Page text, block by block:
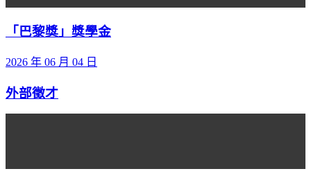
「巴黎獎」獎學金
2026 年 06 月 04 日
外部徵才